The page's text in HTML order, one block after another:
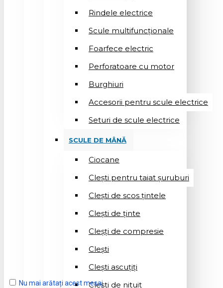
Rindele electrice
Scule multifuncționale
Foarfece electric
Perforatoare cu motor
Burghiuri
Accesorii pentru scule electrice
Seturi de scule electrice
SCULE DE MÂNĂ
Ciocane
Cleşti pentru taiat șuruburi
Clești de scos țintele
Clești de ținte
Cleșți de compresie
Cleşti
Clești ascuțiți
Cleşti de nituit
Nu mai arătați acest mesaj